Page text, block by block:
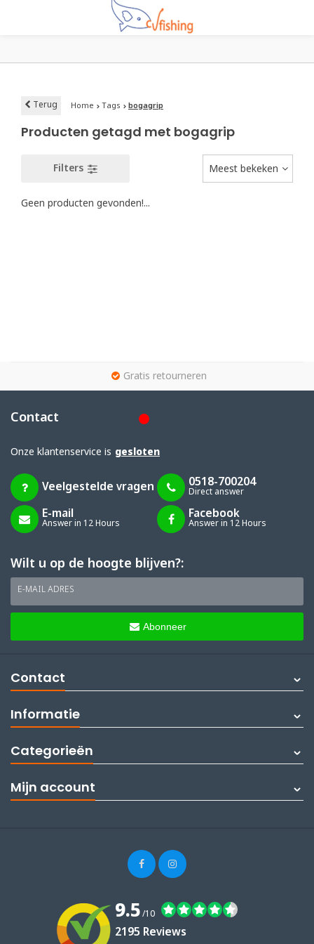
Terug Home Tags bogagrip
Producten getagd met bogagrip
Filters Meest bekeken
Geen producten gevonden!...
Gratis retourneren
Contact
Onze klantenservice is gesloten
Veelgestelde vragen 0518-700204
Direct answer
E-mail
Answer in 12 Hours
Facebook
Answer in 12 Hours
Wilt u op de hoogte blijven?:
E-MAIL ADRES
Abonneer
Contact
Informatie
Categorieën
Mijn account
9.5/10
2195 Reviews